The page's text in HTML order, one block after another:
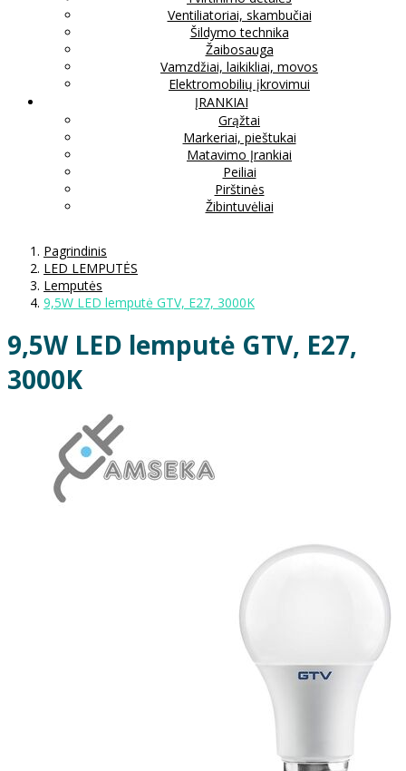
Ventiliatoriai, skambučiai
Šildymo technika
Žaibosauga
Vamzdžiai, laikikliai, movos
Elektromobilių įkrovimui
ĮRANKIAI
Grąžtai
Markeriai, pieštukai
Matavimo Įrankiai
Peiliai
Pirštinės
Žibintuvėliai
Pagrindinis
LED LEMPUTĖS
Lemputės
9,5W LED lemputė GTV, E27, 3000K
9,5W LED lemputė GTV, E27,
3000K